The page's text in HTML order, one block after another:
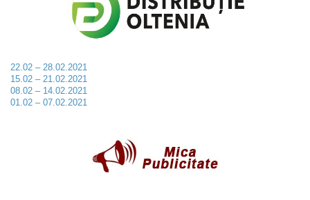
22.02 – 28.02.2021
15.02 – 21.02.2021
08.02 – 14.02.2021
01.02 – 07.02.2021